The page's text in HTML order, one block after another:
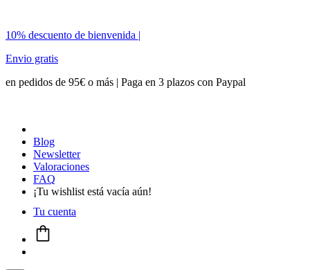
10% descuento de bienvenida |
Envio gratis
en pedidos de 95€ o más | Paga en 3 plazos con Paypal
Blog
Newsletter
Valoraciones
FAQ
¡Tu wishlist está vacía aún!
Tu cuenta